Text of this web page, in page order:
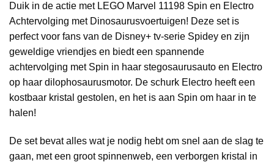
Duik in de actie met LEGO Marvel 11198 Spin en Electro
Achtervolging met Dinosaurusvoertuigen! Deze set is
perfect voor fans van de Disney+ tv-serie Spidey en zijn
geweldige vriendjes en biedt een spannende
achtervolging met Spin in haar stegosaurusauto en Electro
op haar dilophosaurusmotor. De schurk Electro heeft een
kostbaar kristal gestolen, en het is aan Spin om haar in te
halen!
De set bevat alles wat je nodig hebt om snel aan de slag te
gaan, met een groot spinnenweb, een verborgen kristal in